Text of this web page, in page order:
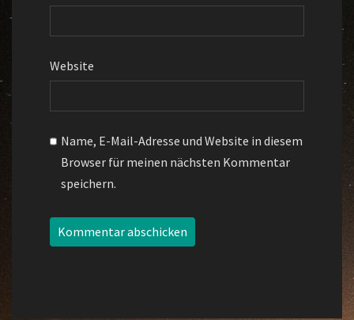
Website
Name, E-Mail-Adresse und Website in diesem
Browser für meinen nächsten Kommentar
speichern.